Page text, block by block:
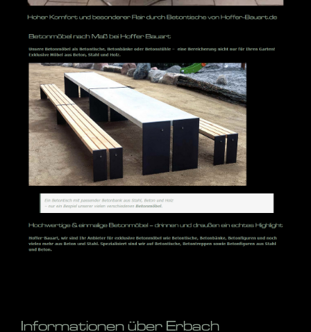
Informationen über Erbach